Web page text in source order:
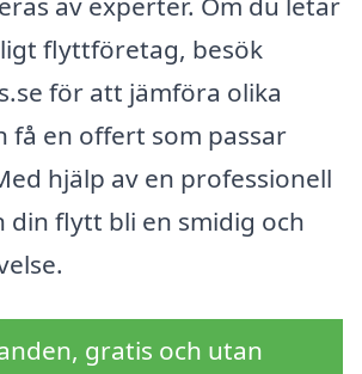
flyttföretag, besök
för att jämföra olika
få en offert som passar
hjälp av en professionell
flytt bli en smidig och
gratis och utan